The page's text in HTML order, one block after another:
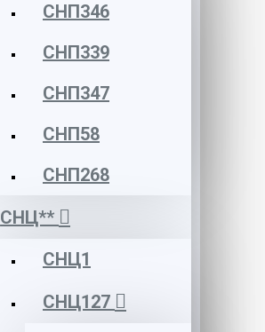
СНП346
СНП339
СНП347
СНП58
СНП268
СНЦ**
СНЦ1
СНЦ127